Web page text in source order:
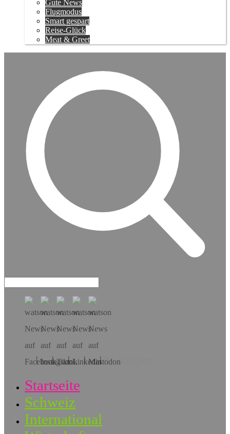
Gute News
Flugmodus
Smart gespart
Reise-Glück
Meat & Greet
Hol dir die App!
Startseite
Schweiz
International